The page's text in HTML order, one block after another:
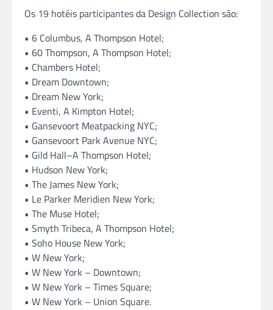
Os 19 hotéis participantes da Design Collection são:
• 6 Columbus, A Thompson Hotel;
• 60 Thompson, A Thompson Hotel;
• Chambers Hotel;
• Dream Downtown;
• Dream New York;
• Eventi, A Kimpton Hotel;
• Gansevoort Meatpacking NYC;
• Gansevoort Park Avenue NYC;
• Gild Hall–A Thompson Hotel;
• Hudson New York;
• The James New York;
• Le Parker Meridien New York;
• The Muse Hotel;
• Smyth Tribeca, A Thompson Hotel;
• Soho House New York;
• W New York;
• W New York – Downtown;
• W New York – Times Square;
• W New York – Union Square.